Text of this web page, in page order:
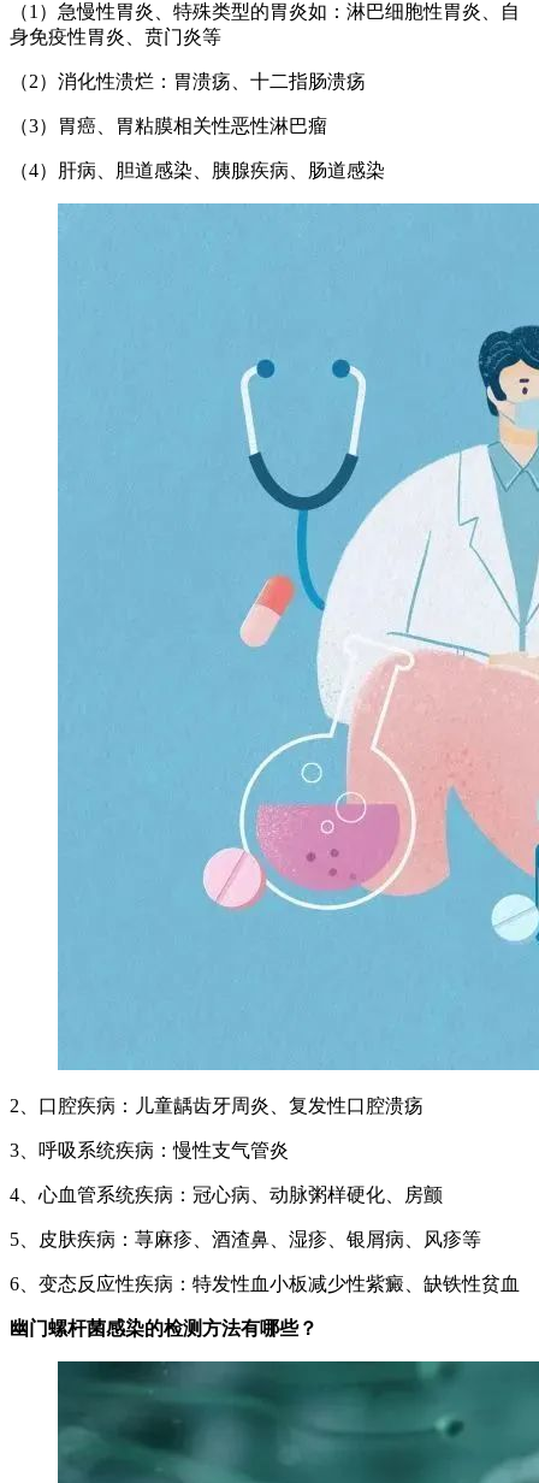
（1）急慢性胃炎、特殊类型的胃炎如：淋巴细胞性胃炎、自
身免疫性胃炎、贲门炎等
（2）消化性溃烂：胃溃疡、十二指肠溃疡
（3）胃癌、胃粘膜相关性恶性淋巴瘤
（4）肝病、胆道感染、胰腺疾病、肠道感染
2、口腔疾病：儿童龋齿牙周炎、复发性口腔溃疡
3、呼吸系统疾病：慢性支气管炎
4、心血管系统疾病：冠心病、动脉粥样硬化、房颤
5、皮肤疾病：荨麻疹、酒渣鼻、湿疹、银屑病、风疹等
6、变态反应性疾病：特发性血小板减少性紫癜、缺铁性贫血
幽门螺杆菌感染的检测方法有哪些？